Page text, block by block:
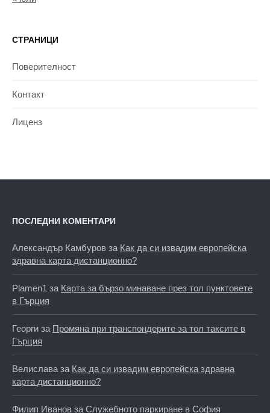
СТРАНИЦИ
Поверителност
Контакт
Лиценз
ПОСЛЕДНИ КОМЕНТАРИ
Александър Камбуров за Как да си извадим европейска
здравна карта дистанционно?
Plamen1 за Карта за бързо минаване през тол пунктовете
в Гърция
Георги за Промяна при транспондерите за тол таксите в
Гърция
Велислава за Как да си извадим европейска здравна
карта дистанционно?
Филип Иванов за Служебното паркиране в София